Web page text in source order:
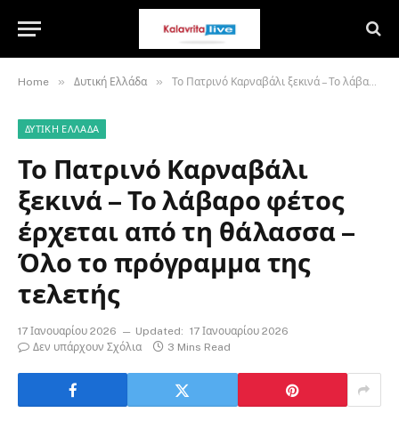
Home » Δυτική Ελλάδα » Το Πατρινό Καρναβάλι ξεκινά – Το λάβαρο φέτος έρχεται από τη θάλασσα – Όλο το πρόγραμμα της τελετής
ΔΥΤΙΚΉ ΕΛΛΆΔΑ
Το Πατρινό Καρναβάλι
ξεκινά – Το λάβαρο φέτος
έρχεται από τη θάλασσα –
Όλο το πρόγραμμα της
τελετής
17 Ιανουαρίου 2026 Updated: 17 Ιανουαρίου 2026
Δεν υπάρχουν Σχόλια
3 Mins Read